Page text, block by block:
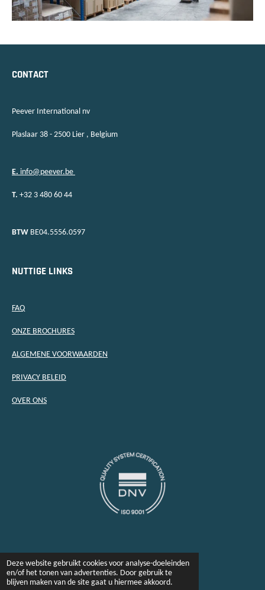
Deze website gebruikt cookies voor analyse-doeleinden
en/of het tonen van advertenties. Door gebruik te
blijven maken van de site gaat u hiermee akkoord.
CONTACT
Peever International nv
Plaslaar 38 - 2500 Lier , Belgium
E. info@peever.be
T. +32 3 480 60 44
BTW BE04.5556.0597
NUTTIGE LINKS
FAQ
ONZE BROCHURES
ALGEMENE VOORWAARDEN
PRIVACY BELEID
OVER ONS